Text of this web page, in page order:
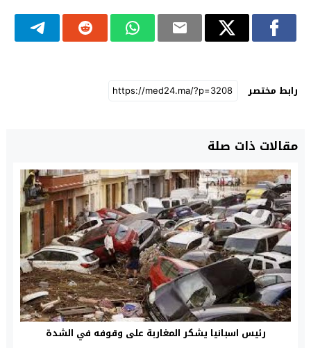
رابط مختصر
مقالات ذات صلة
رئيس اسبانيا يشكر المغاربة على وقوفه في الشدة